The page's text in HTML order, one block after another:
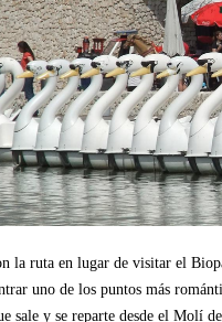
la ruta en lugar de visitar el
uno de los puntos más
sale y se reparte desde el Molí